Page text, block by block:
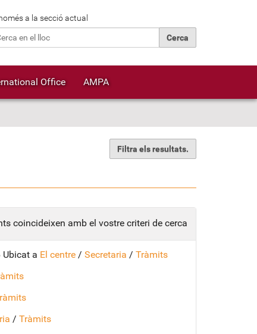
a la secció actual
Office AMPA
Filtra els resultats.
coincideixen amb el vostre criteri de cerca
Ubicat a El centre / Secretaria / Tràmits
/ Tràmits